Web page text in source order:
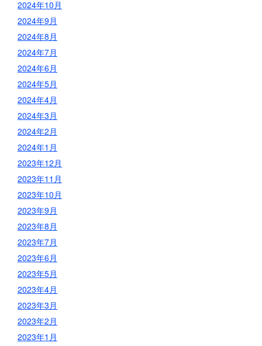
2024年10月
2024年9月
2024年8月
2024年7月
2024年6月
2024年5月
2024年4月
2024年3月
2024年2月
2024年1月
2023年12月
2023年11月
2023年10月
2023年9月
2023年8月
2023年7月
2023年6月
2023年5月
2023年4月
2023年3月
2023年2月
2023年1月